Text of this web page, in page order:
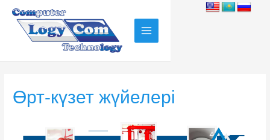
Өрт-күзет жүйелері